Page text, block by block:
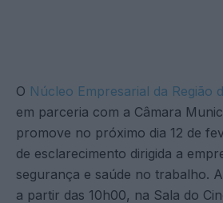
O Núcleo Empresarial da Região
em parceria com a Câmara
promove no próximo dia 12 de
de esclarecimento dirigida a
segurança e saúde no trabalho.
a partir das 10h00, na Sala do